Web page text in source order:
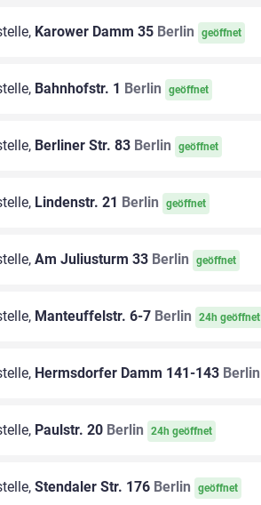
Karower Damm 35 Berlin geöffnet
Bahnhofstr. 1 Berlin geöffnet
Berliner Str. 83 Berlin geöffnet
Lindenstr. 21 Berlin geöffnet
Am Juliusturm 33 Berlin geöffnet
Manteuffelstr. 6-7 Berlin 24h geöffnet
Hermsdorfer Damm 141-143 Berlin
Paulstr. 20 Berlin 24h geöffnet
Stendaler Str. 176 Berlin geöffnet